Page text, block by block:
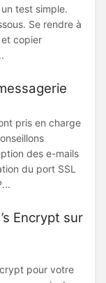
test simple.
Se rendre à
copier
pris en charge
des e-mails
du port SSL
Encrypt sur
pour votre